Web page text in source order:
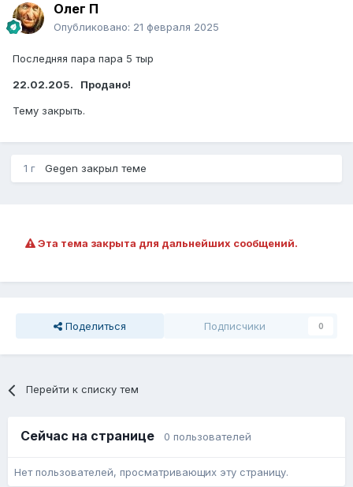
Олег П
Опубликовано: 21 февраля 2025
Последняя пара пара 5 тыр
22.02.205. Продано!
Тему закрыть.
1 г Gegen закрыл теме
Эта тема закрыта для дальнейших сообщений.
Поделиться Подписчики 0
Перейти к списку тем
Сейчас на странице 0 пользователей
Нет пользователей, просматривающих эту страницу.